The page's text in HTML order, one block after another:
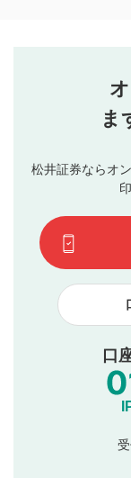
投稿する
星で評価をす
3
動画の評価
です）
行ってくださ
当社は、利用
ブルによって
評価およびコ
ます。掲載さ
てはお答えで
て結果のご連
下記の項目に
見合わせる場
本動画
他者へ
公序良
氏名、
他のサ
他者の
ま
松井証券ならオ
口